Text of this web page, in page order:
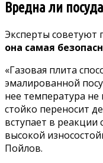
Вредна ли
Эксперты советуют
она самая
«Газовая плита
эмалированной
нее температура
стойко переносит
вступает в реакции
высокой
Пойлов.